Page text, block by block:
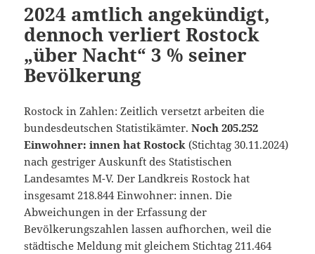
2024 amtlich angekündigt,
dennoch verliert Rostock
„über Nacht“ 3 % seiner
Bevölkerung
Rostock in Zahlen: Zeitlich versetzt arbeiten die
bundesdeutschen Statistikämter.Noch 205.252
Einwohner: innen hat Rostock(Stichtag 30.11.2024)
nach gestriger Auskunft des Statistischen
Landesamtes M-V. Der Landkreis Rostock hat
insgesamt 218.844 Einwohner: innen. Die
Abweichungen in der Erfassung der
Bevölkerungszahlen lassen aufhorchen, weil die
städtische Meldung mit gleichem Stichtag 211.464